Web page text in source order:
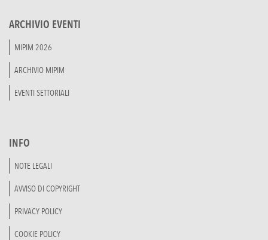
ARCHIVIO EVENTI
MIPIM 2026
ARCHIVIO MIPIM
EVENTI SETTORIALI
INFO
NOTE LEGALI
AVVISO DI COPYRIGHT
PRIVACY POLICY
COOKIE POLICY